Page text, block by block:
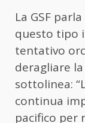
La GSF
questo tipo
tentativo
deragliare
sottolinea:
continua
pacifico per